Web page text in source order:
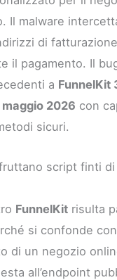
Il malware
di
il pagamento. Il
a FunnelKit
maggio 2026 con
sicuri.
script finti
FunnelKit risulta
si confonde
di un negozio
all’endpoint